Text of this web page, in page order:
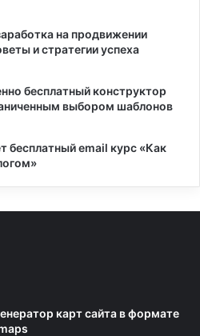
на продвижении
и стратегии успеха
бесплатный конструктор
выбором шаблонов
бесплатный email курс «Как
карт сайта в формате